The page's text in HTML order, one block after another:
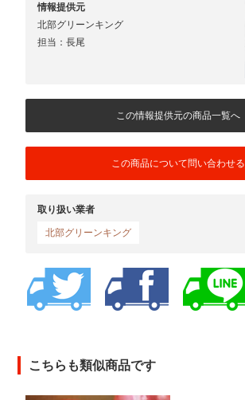
情報提供元
北部グリーンキング
担当：長尾
この情報提供元の商品一覧へ
この商品について問い合わせる
取り扱い業者
北部グリーンキング
こちらも類似商品です